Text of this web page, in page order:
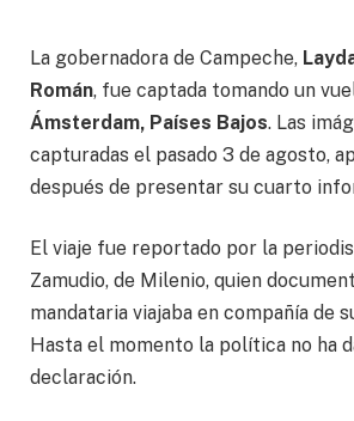
La gobernadora de Campeche,
Román, fue captada tomando un
Ámsterdam, Países Bajos. Las
capturadas el pasado 3 de agosto,
después de presentar su cuarto
El viaje fue reportado por la
Zamudio, de Milenio, quien
mandataria viajaba en compañía de
Hasta el momento la política no ha
declaración.